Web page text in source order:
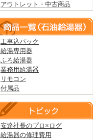
アウトレット・中古商品
工事込パック
給湯専用器
ふろ給湯器
業務用給湯器
リモコン
付属品
安達社長のプロ×ログ
給湯器の修理費用